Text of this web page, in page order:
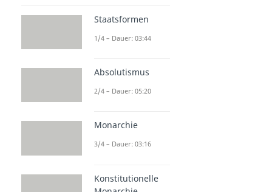
Dauer: 02:20
Dauer: 04:58
Dauer: 05:06
Staatsformen
1/4 – Dauer: 03:44
Absolutismus
2/4 – Dauer: 05:20
Monarchie
3/4 – Dauer: 03:16
Konstitutionelle